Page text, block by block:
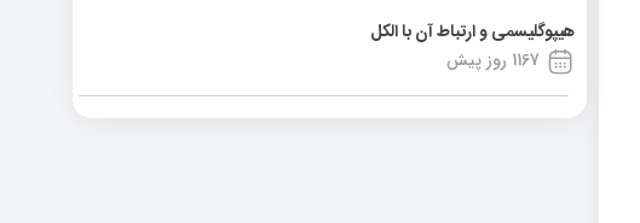
هیپوگلیسمی و ارتباط آن با الکل
1167 روز پیش